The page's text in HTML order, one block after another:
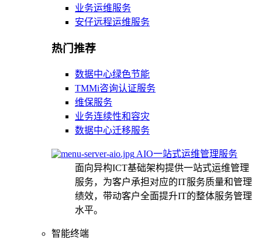
业务运维服务
安仔远程运维服务
热门推荐
数据中心绿色节能
TMMi咨询认证服务
维保服务
业务连续性和容灾
数据中心迁移服务
AIO一站式运维管理服务
面向异构ICT基础架构提供一站式运维管理
服务，为客户承担对应的IT服务质量和管理
绩效，带动客户全面提升IT的整体服务管理
水平。
智能终端